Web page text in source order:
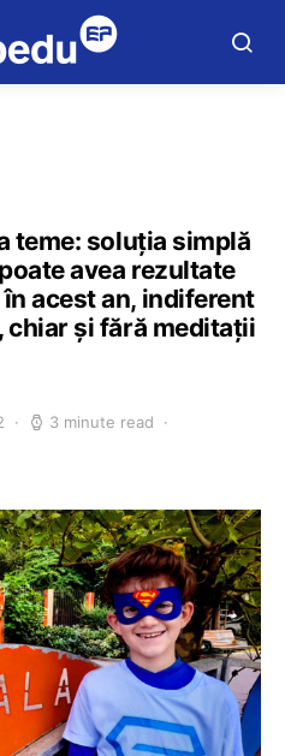
teme: soluția simplă
avea rezultate
acest an, indiferent
chiar și fără meditații
3 minute read